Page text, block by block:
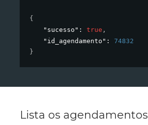
{
"sucesso" : true ,
"id_agendamento" : 74832
}
Lista os agendamentos